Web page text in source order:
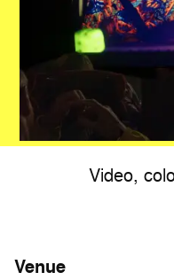
Video,
Venue